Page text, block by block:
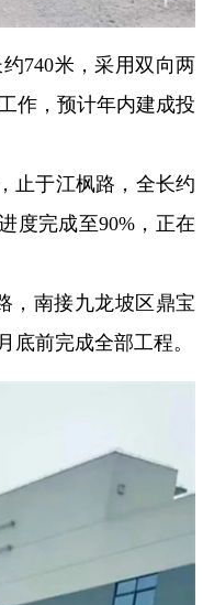
740米，采用双向两
作，预计年内建成投
止于江枫路，全长约
度完成至90%，正在
，南接九龙坡区鼎宝
前完成全部工程。